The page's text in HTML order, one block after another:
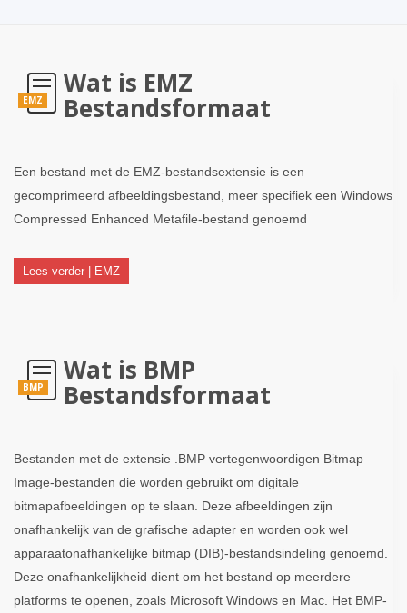
EMZ
Wat is EMZ
Bestandsformaat
Een bestand met de EMZ-bestandsextensie is een
gecomprimeerd afbeeldingsbestand, meer specifiek een Windows
Compressed Enhanced Metafile-bestand genoemd
Lees verder | EMZ
BMP
Wat is BMP
Bestandsformaat
Bestanden met de extensie .BMP vertegenwoordigen Bitmap
Image-bestanden die worden gebruikt om digitale
bitmapafbeeldingen op te slaan. Deze afbeeldingen zijn
onafhankelijk van de grafische adapter en worden ook wel
apparaatonafhankelijke bitmap (DIB)-bestandsindeling genoemd.
Deze onafhankelijkheid dient om het bestand op meerdere
platforms te openen, zoals Microsoft Windows en Mac. Het BMP-